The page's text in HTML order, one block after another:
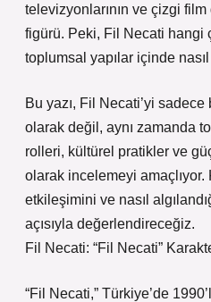
televizyonlarının ve çizgi film
figürü. Peki, Fil Necati hangi
toplumsal yapılar içinde
Bu yazı, Fil Necati’yi
olarak değil, aynı zamanda
rolleri, kültürel pratikler ve
olarak incelemeyi
etkileşimini ve nasıl
açısıyla değerlendireceğiz.
Fil Necati: “Fil Necati”
“Fil Necati,” Türkiye’de